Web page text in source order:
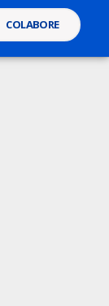
COLABORE